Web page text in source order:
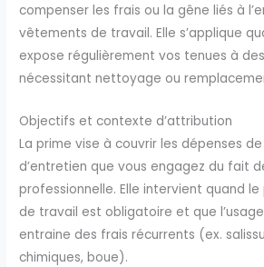
compenser les frais ou la gêne liés à
vêtements de travail. Elle s’applique
expose régulièrement vos tenues à
nécessitant nettoyage ou
Objectifs et contexte d’attribution
La prime vise à couvrir les dépenses
d’entretien que vous engagez du fait
professionnelle. Elle intervient quand
de travail est obligatoire et que
entraine des frais récurrents (ex.
chimiques, boue).